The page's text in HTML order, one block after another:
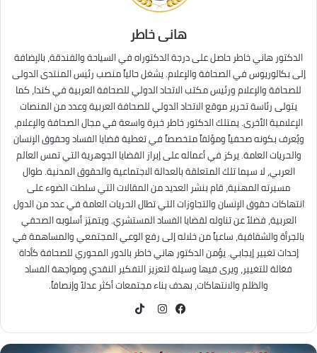
هانى خاطر
الدكتور هاني خاطر حاصل على درجة الدكتوراه في السياحة والفندقة، بالإضافة
إلى بكالوريوس في الصحافة والإعلام. يشغل حالياً منصب رئيس المنتدى الدولى
للصحافة والإعلام ورئيس مكتب الاتحاد الدولي للصحافة العربية في كندا، كما
يتولى رئاسة تحرير موقع الاتحاد الدولي للصحافة العربية وعدد من المنصات
الإعلامية الأخرى. يمتلك الدكتور خاطر خبرة واسعة في مجال الصحافة والإعلام،
ويُعرف بكونه صحفياً ومؤلفاً متخصصاً في تغطية قضايا الفساد وحقوق الإنسان
والحريات العامة. يركز في أعماله على إبراز القضايا الجوهرية التي تمس العالم
العربي، لا سيما تلك المتعلقة بالعدالة الاجتماعية والحقوق المدنية. طوال
مسيرته المهنية، قام بنشر العديد من المقالات التي سلطت الضوء على
انتهاكات حقوق الإنسان والتجاوزات التي تطال الحريات العامة في عدد من الدول
العربية، فضلاً عن تناوله لقضايا الفساد المستشري. ويتميّز أسلوبه الصحفي
بالجرأة والشفافية، ساعياً من خلاله إلى رفع الوعي المجتمعي والمساهمة في
إحداث تغيير إيجابي. يؤمن الدكتور هاني خاطر بالدور المحوري للصحافة كأداة
فعّالة للتغيير، ويرى فيها وسيلة لتعزيز التفكير النقدي ومواجهة الفساد
والظلم والانتهاكات، بهدف بناء مجتمعات أكثر عدلاً وإنصافاً.